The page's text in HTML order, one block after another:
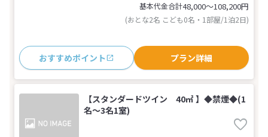
基本代金合計48,000〜108,200円
(おとな2名 こども0名・1部屋/1泊2日)
おすすめポイント プラン詳細
【スタンダードツイン 40㎡ 】◆禁煙◆(1
名～3名1室)